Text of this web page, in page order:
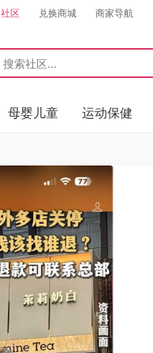
社区 兑换商城 商家导航
母婴儿童 运动保健